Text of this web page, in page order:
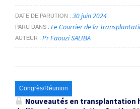
DATE DE PARUTION 30 juin 2024
PARU DANS Le Courrier de la
AUTEUR Pr Faouzi SALIBA
Congrès/Réunion
Nouveautés en transplantation